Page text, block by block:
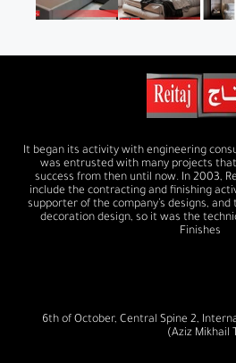
It began its activity with engineering
was entrusted with many projects
success from then until now. In 2003,
include the contracting and finishing
supporter of the company’s designs,
decoration design, so it was the
Finishes
6th of October, Central Spine 2,
(Aziz Mikhail